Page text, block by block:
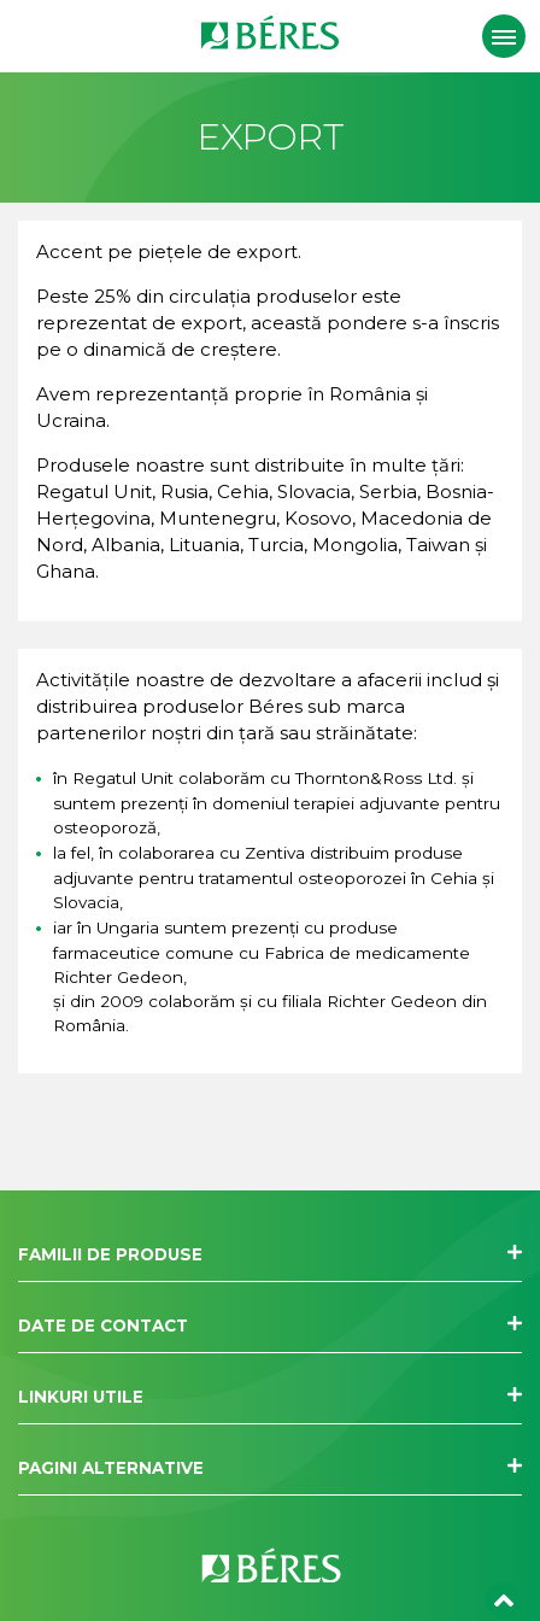
EXPORT
Accent pe piețele de export.
Peste 25% din circulația produselor este
reprezentat de export, această pondere s-a înscris
pe o dinamică de creștere.
Avem reprezentanță proprie în România și
Ucraina.
Produsele noastre sunt distribuite în multe țări:
Regatul Unit, Rusia, Cehia, Slovacia, Serbia, Bosnia-
Herțegovina, Muntenegru, Kosovo, Macedonia de
Nord, Albania, Lituania, Turcia, Mongolia, Taiwan și
Ghana.
Activitățile noastre de dezvoltare a afacerii includ și
distribuirea produselor Béres sub marca
partenerilor noștri din țară sau străinătate:
în Regatul Unit colaborăm cu Thornton&Ross Ltd. și
suntem prezenți în domeniul terapiei adjuvante pentru
osteoporoză,
la fel, în colaborarea cu Zentiva distribuim produse
adjuvante pentru tratamentul osteoporozei în Cehia și
Slovacia,
iar în Ungaria suntem prezenți cu produse
farmaceutice comune cu Fabrica de medicamente
Richter Gedeon,
și din 2009 colaborăm și cu filiala Richter Gedeon din
România.
FAMILII DE PRODUSE
DATE DE CONTACT
LINKURI UTILE
PAGINI ALTERNATIVE